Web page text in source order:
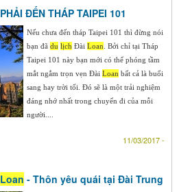
PHẢI ĐẾN THÁP TAIPEI 101
Nếu chưa đến tháp Taipei 101 thì đừng nói
bạn đã du lịch Đài Loan . Bởi chỉ tại Tháp
Taipei 101 này bạn mới có thể phóng tầm
mắt ngắm trọn vẹn Đài Loan bất cả là buổi
sang hay trời tối. Đó sẽ là một trải nghiệm
đáng nhớ nhất trong chuyến đi của mỗi
người....
11/03/2017 -
Loan - Thôn yêu quái tại Đài Trung